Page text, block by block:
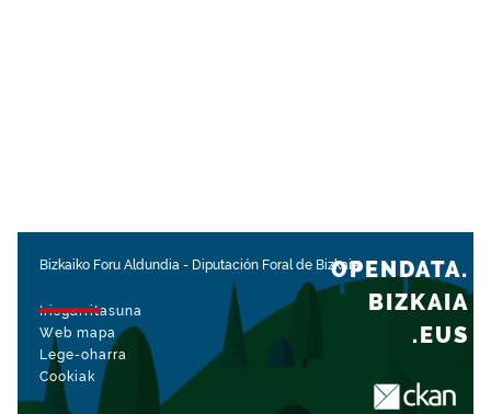
Bizkaiko Foru Aldundia - Diputación Foral de Bizkaia
Irisgarritasuna
Web mapa
Lege-oharra
Cookiak
OPENDATA.
BIZKAIA
.EUS